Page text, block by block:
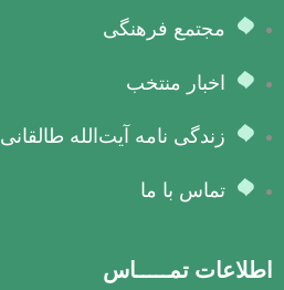
مجتمع فرهنگی
اخبار منتخب
زندگی نامه آیت‌الله طالقانی
تماس با ما
اطلاعات تمـــــاس